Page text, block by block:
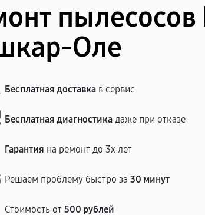
пылесосов
Оле
Бесплатная доставка в сервис
Бесплатная диагностика даже при отказе
Гарантия на ремонт до 3х лет
Решаем проблему быстро за30 минут
Стоимость от500 рублей